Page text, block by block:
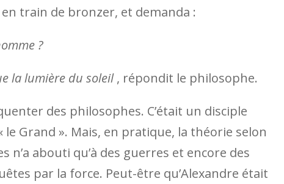
train de bronzer, et demanda :
?
la lumière du soleil, répondit le philosophe.
des philosophes. C’était un disciple
le Grand ». Mais, en pratique, la théorie selon
n’a abouti qu’à des guerres et encore des
par la force. Peut-être qu’Alexandre était